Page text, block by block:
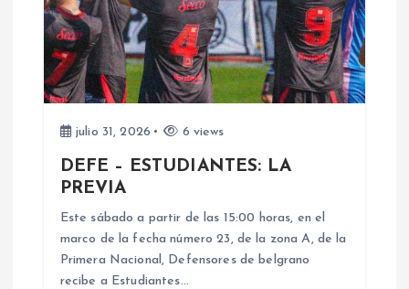
ó
n
julio 31, 2026 6 views
DEFE – ESTUDIANTES: LA
PREVIA
Este sábado a partir de las 15:00 horas, en el
marco de la fecha número 23, de la zona A, de la
Primera Nacional, Defensores de belgrano
recibe a Estudiantes…